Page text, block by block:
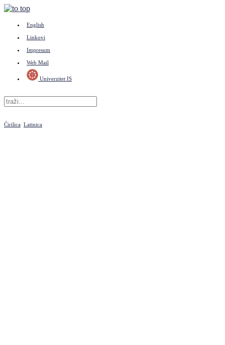
English
Linkovi
Impresum
Web Mail
Univerzitet IS
Ćirilica Latinica